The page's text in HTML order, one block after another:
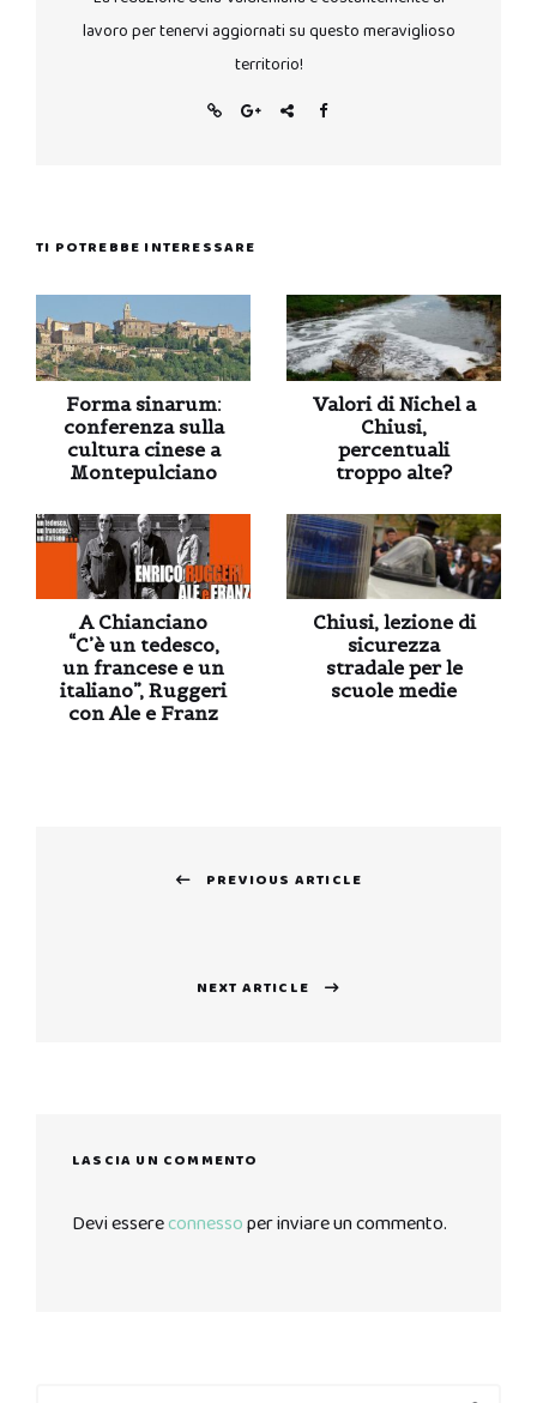
lavoro per tenervi aggiornati su questo meraviglioso
territorio!
TI POTREBBE INTERESSARE
Forma sinarum:
conferenza sulla
cultura cinese a
Montepulciano
Valori di Nichel a
Chiusi,
percentuali
troppo alte?
A Chianciano
“C’è un tedesco,
un francese e un
italiano”, Ruggeri
con Ale e Franz
Chiusi, lezione di
sicurezza
stradale per le
scuole medie
PREVIOUS ARTICLE
NEXT ARTICLE
LASCIA UN COMMENTO
Devi essereconnessoper inviare un commento.